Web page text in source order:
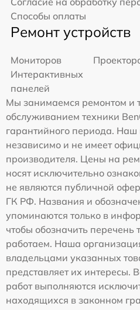
Способы оплаты
Ремонт устройств
Мониторов
Интерактивных
панелей
Мы занимаемся ремонтом и
обслуживанием техники
гарантийного периода. Наш
независимо и не имеет
производителя. Цены на
носят исключительно
не являются публичной
ГК РФ. Названия и
упоминаются только в
чтобы обозначить перечень
работаем. Наша
владельцами указанных
представляет их интересы.
работ выполняются
находящихся в законном